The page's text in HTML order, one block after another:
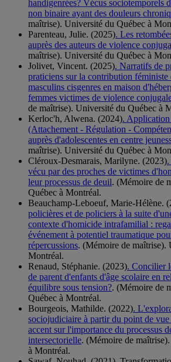
handigenrées? Vécus sociotemporels
non binaire ayant des douleurs
maîtrise). Université du Québec à
Parenteau, Julie. (2025). Les
auprès des auteurs de violence
maîtrise). Université du Québec à
Jolivet, Vincent. (2025). Narratifs de
praticiens sur la contribution féministe
masculins cisgenres en maison
femmes victimes de violence
de maîtrise). Université du Québec à
Kerloc'h, Alwena. (2024).
(Attachement - Régulation -
auprès d'adolescentes en centre
maîtrise). Université du Québec à
Cléroux-Desmarais, Marilyne. (2023)
vécu par des proches de victimes
leur processus de deuil. (Mémoire de
Québec à Montréal.
Beauchamp-Leboeuf, Marie-Hélène.
policières et de policiers à la suite
contexte d'homicide intrafamilial :
événement à potentiel traumatique
répercussions. (Mémoire de maîtrise).
Montréal.
Renaud, Stéphanie. (2023). Concilier
de parent d'enfants d'âge scolaire en
équilibre sous tension?. (Mémoire de
Québec à Montréal.
Bourgeois, Mathilde. (2022).
sociojudiciaire à partir du point de vue
accent sur l'importance du processus
intersectorielle. (Mémoire de
à Montréal.